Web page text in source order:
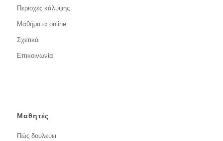
Περιοχές κάλυψης
Μαθήματα online
Σχετικά
Επικοινωνία
Μαθητές
Πώς δουλεύει